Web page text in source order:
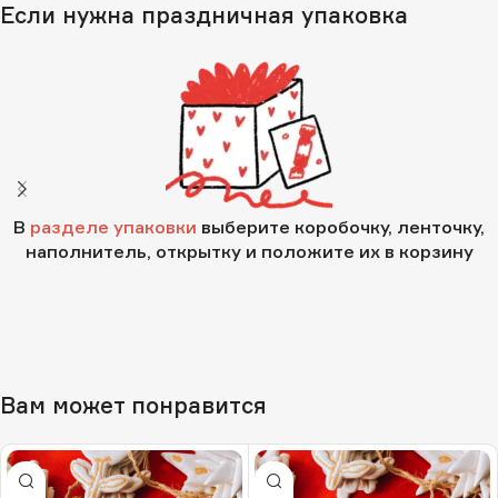
Если нужна праздничная упаковка
В разделе упаковки выберите коробочку, ленточку,
наполнитель, открытку и положите их в корзину
Вам может понравится